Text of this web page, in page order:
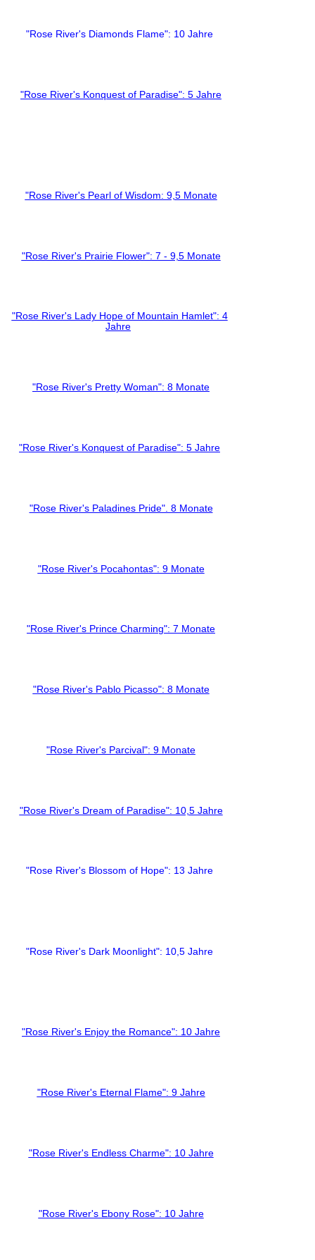
"Rose River's Diamonds Flame": 10 Jahre
"Rose River's Konquest of Paradise": 5 Jahre
"Rose River's Pearl of Wisdom: 9,5 Monate
"Rose River's Prairie Flower": 7 - 9,5 Monate
"Rose River's Lady Hope of Mountain Hamlet": 4
Jahre
"Rose River's Pretty Woman": 8 Monate
"Rose River's Konquest of Paradise": 5 Jahre
"Rose River's Paladines Pride". 8 Monate
"Rose River's Pocahontas": 9 Monate
"Rose River's Prince Charming": 7 Monate
"Rose River's Pablo Picasso": 8 Monate
"Rose River's Parcival": 9 Monate
"Rose River's Dream of Paradise": 10,5 Jahre
"Rose River's Blossom of Hope": 13 Jahre
"Rose River's Dark Moonlight": 10,5 Jahre
"Rose River's Enjoy the Romance": 10 Jahre
"Rose River's Eternal Flame": 9 Jahre
"Rose River's Endless Charme": 10 Jahre
"Rose River's Ebony Rose": 10 Jahre